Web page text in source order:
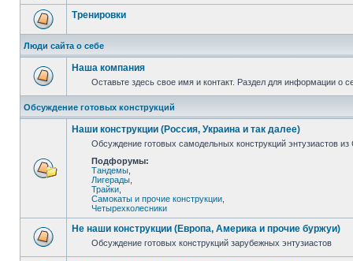
Тренировки
Люди сайта о себе
Наша компания
Оставьте здесь свое имя и контакт. Раздел для информации о
Обсуждение готовых конструкций
Наши конструкции (Россия, Украина и так далее)
Обсуждение готовых самодельных конструкций энтузиастов
Подфорумы:
Тандемы
Лигерады
Трайки
Самокаты и прочие конструкции
Четырехколесники
Не наши конструкции (Европа, Америка и прочие буржуи)
Обсуждение готовых конструкций зарубежных энтузиастов